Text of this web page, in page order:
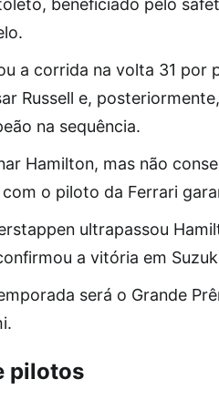
beneficiado pelo
a corrida na volta 31
Russell e,
na sequência.
Hamilton, mas não
o piloto da Ferrari
ultrapassou
a vitória em
será o Grande
pilotos